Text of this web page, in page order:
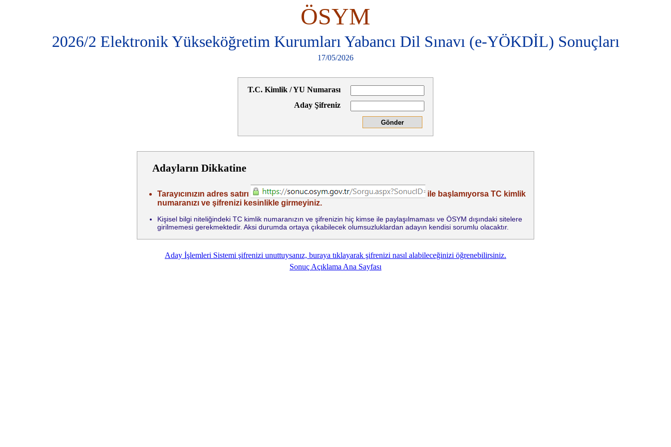
ÖSYM
2026/2 Elektronik Yükseköğretim Kurumları Yabancı Dil Sınavı (e-YÖKDİL) Sonuçları
17/05/2026
T.C. Kimlik / YU Numarası
Aday Şifreniz
Adayların Dikkatine
Tarayıcınızın adres satırı
ile başlamıyorsa TC kimlik
numaranızı ve şifrenizi kesinlikle girmeyiniz.
Kişisel bilgi niteliğindeki TC kimlik numaranızın ve şifrenizin hiç kimse ile paylaşılmaması ve ÖSYM dışındaki sitelere
girilmemesi gerekmektedir. Aksi durumda ortaya çıkabilecek olumsuzluklardan adayın kendisi sorumlu olacaktır.
Aday İşlemleri Sistemi şifrenizi unuttuysanız, buraya tıklayarak şifrenizi nasıl alabileceğinizi öğrenebilirsiniz.
Sonuç Açıklama Ana Sayfası